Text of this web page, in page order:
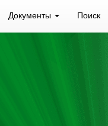
Документы Поиск